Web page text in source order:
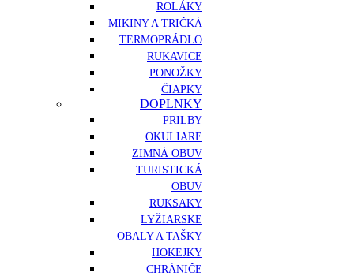
ROLÁKY
MIKINY A TRIČKÁ
TERMOPRÁDLO
RUKAVICE
PONOŽKY
ČIAPKY
DOPLNKY
PRILBY
OKULIARE
ZIMNÁ OBUV
TURISTICKÁ
OBUV
RUKSAKY
LYŽIARSKE
OBALY A TAŠKY
HOKEJKY
CHRÁNIČE